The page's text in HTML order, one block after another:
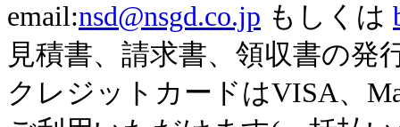
email:nsd@nsgd.co.jp もしくは
見積書、請求書、領収書の
クレジットカードはVISA、